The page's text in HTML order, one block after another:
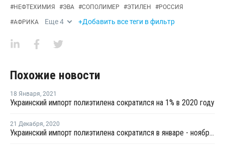
#НЕФТЕХИМИЯ #ЭВА #СОПОЛИМЕР #ЭТИЛЕН #РОССИЯ
#АФРИКА Еще4 +Добавить все теги в фильтр
Похожие новости
18 Января, 2021
Украинский импорт полиэтилена сократился на 1% в 2020 году
21 Декабря, 2020
Украинский импорт полиэтилена сократился в январе - ноябре на 1%